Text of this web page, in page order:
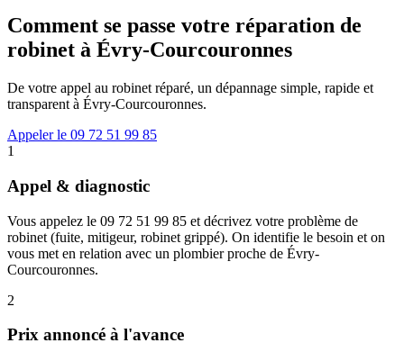
Comment se passe votre réparation de
robinet à Évry-Courcouronnes
De votre appel au robinet réparé, un dépannage simple, rapide et
transparent à Évry-Courcouronnes.
Appeler le 09 72 51 99 85
1
Appel & diagnostic
Vous appelez le 09 72 51 99 85 et décrivez votre problème de
robinet (fuite, mitigeur, robinet grippé). On identifie le besoin et on
vous met en relation avec un plombier proche de Évry-
Courcouronnes.
2
Prix annoncé à l'avance